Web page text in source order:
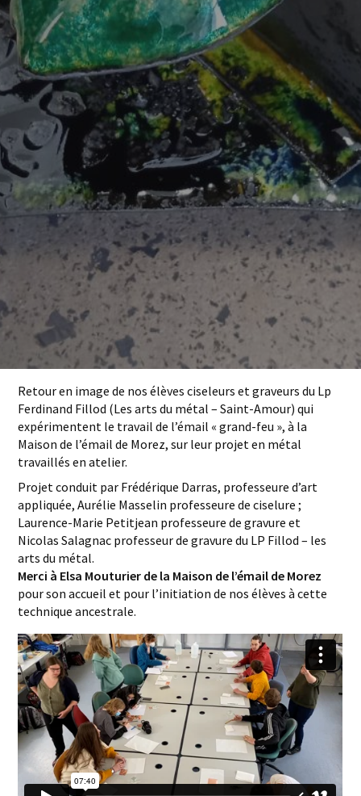
Retour en image de nos élèves ciseleurs et graveurs du Lp
Ferdinand Fillod (Les arts du métal – Saint-Amour) qui
expérimentent le travail de l’émail « grand-feu », à la
Maison de l’émail de Morez, sur leur projet en métal
travaillés en atelier.
Projet conduit par Frédérique Darras, professeure d’art
appliquée, Aurélie Masselin professeure de ciselure ;
Laurence-Marie Petitjean professeure de gravure et
Nicolas Salagnac professeur de gravure du LP Fillod – les
arts du métal.
Merci à Elsa Mouturier de la Maison de l’émail de Morez
pour son accueil et pour l’initiation de nos élèves à cette
technique ancestrale.